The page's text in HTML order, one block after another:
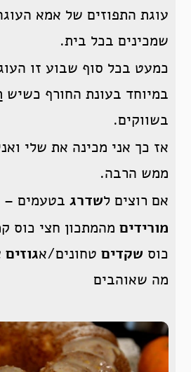
עוגת התפוזים של אמא
שמכינים בכל בית.
כמעט בכל סוף שבוע זו
במיוחד בעונת החורף כשיש
בשווקים.
אז כך אני מכינה את שלי
ממש הרבה.
אם רוצים לשדרג בטעמים –
מורידים מהמתכון חצי כוס
כוס שקדים טחונים/א
מה שאוהבים